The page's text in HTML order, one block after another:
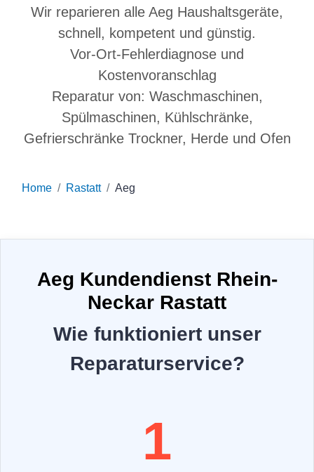
Wir reparieren alle Aeg Haushaltsgeräte,
schnell, kompetent und günstig.
Vor-Ort-Fehlerdiagnose und
Kostenvoranschlag
Reparatur von: Waschmaschinen,
Spülmaschinen, Kühlschränke,
Gefrierschränke Trockner, Herde und Ofen
Home Rastatt Aeg
Aeg Kundendienst Rhein-
Neckar Rastatt
Wie funktioniert unser
Reparaturservice?
1